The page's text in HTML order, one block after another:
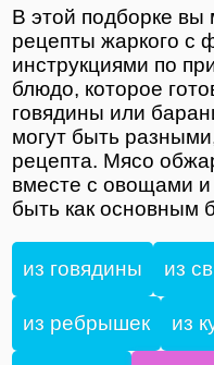
В этой подборке вы
рецепты жаркого с
инструкциями по
блюдо, которое
говядины или
могут быть
рецепта. Мясо
вместе с овощами
быть как основным
из говядины из
из ребрышек из